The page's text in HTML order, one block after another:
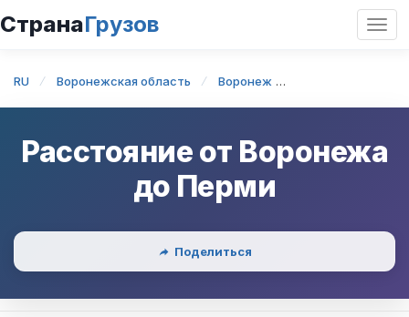
СтранаГрузов
RU Воронежская область Воронеж
Расстояние от Воронежа
до Перми
Поделиться